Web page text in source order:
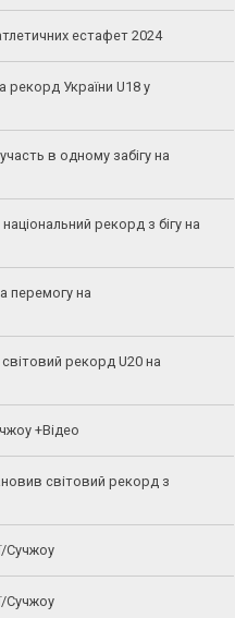
естафет 2024
рекорд України U18 у
в одному забігу на
рекорд з бігу на
перемогу на
рекорд U20 на
+Відео
світовий рекорд з
Сучжоу
Сучжоу